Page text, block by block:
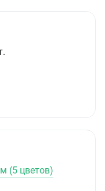
(5 цветов)